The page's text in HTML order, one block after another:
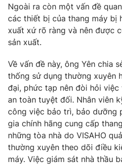
® Cấm sao chép dưới mọi hình
thuận bằng văn bản. Ghi rõ nguồn
thông tin từ website này.
Ngoài ra còn một vấn đề
các thiết bị của thang máy bị
xuất xứ rõ ràng và nên được
sản xuất.
Về vấn đề này, ông Yên chia
thống sử dụng thường xuyên
đại, phức tạp nên đòi hỏi việc
an toàn tuyệt đối. Nhân viên
công việc bảo trì, bảo dưỡng
gia chính hãng cung cấp
những tòa nhà do VISAHO
thường xuyên theo dõi điều
máy. Việc giám sát nhà thầu